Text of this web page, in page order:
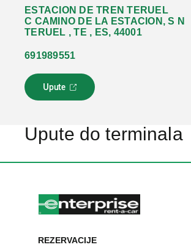
ESTACION DE TREN TERUEL
C CAMINO DE LA ESTACION, S N
TERUEL , TE , ES, 44001
691989551
Upute
L
i
s
o
a
r
u
Upute do terminala
REZERVACIJE